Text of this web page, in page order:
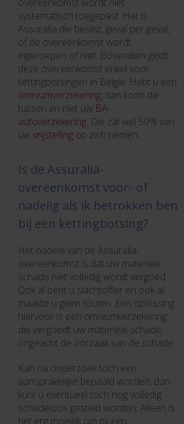
systematisch toegepast. Het is
Assuralia die beslist, geval per geval,
of de overeenkomst wordt
ingeroepen of niet. Bovendien geldt
deze overeenkomst enkel voor
kettingbotsingen in België. Hebt u een
omniumverzekering, dan komt die
tussen en niet uw BA-
autoverzekering. Die zal wel 50% van
uw vrijstelling op zich nemen.
Is de Assuralia-
overeenkomst voor- of
nadelig als ik betrokken ben
bij een kettingbotsing?
Het nadeel van de Assuralia-
overeenkomst is dat uw materiële
schade niet volledig wordt vergoed.
Ook al bent u slachtoffer en ook al
maakte u geen fouten. Een oplossing
hiervoor is een omniumverzekering:
die vergoedt uw materiële schade,
ongeacht de oorzaak van de schade.
Kan na onderzoek toch een
aansprakelijke bepaald worden, dan
kunt u eventueel toch nog volledig
schadeloos gesteld worden. Alleen is
het erg moeilijk om bij een